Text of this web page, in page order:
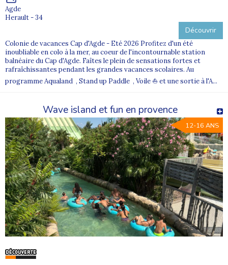
Agde
Herault - 34
Découvrir
Colonie de vacances Cap d'Agde - Eté 2026 Profitez d'un été
inoubliable en colo à la mer, au coeur de l'incontournable station
balnéaire du Cap d'Agde. Faîtes le plein de sensations fortes et
rafraîchissantes pendant les grandes vacances scolaires. Au
programme Aqualand , Stand up Paddle , Voile ⛵ et une sortie à l'A...
Wave island et fun en provence
12-16 ANS